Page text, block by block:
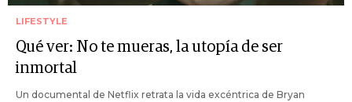
LIFESTYLE
Qué ver: No te mueras, la utopía de ser
inmortal
Un documental de Netflix retrata la vida excéntrica de Bryan